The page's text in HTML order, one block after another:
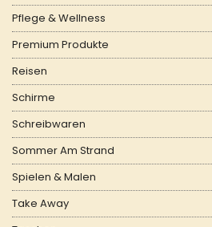
Pflege & Wellness
Premium Produkte
Reisen
Schirme
Schreibwaren
Sommer Am Strand
Spielen & Malen
Take Away